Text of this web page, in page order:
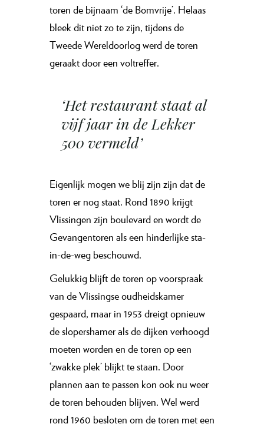
toren de bijnaam ‘de Bomvrije’. Helaas
bleek dit niet zo te zijn, tijdens de
Tweede Wereldoorlog werd de toren
geraakt door een voltreffer.
‘Het restaurant staat al
vijf jaar in de Lekker
500 vermeld’
Eigenlijk mogen we blij zijn zijn dat de
toren er nog staat. Rond 1890 krijgt
Vlissingen zijn boulevard en wordt de
Gevangentoren als een hinderlijke sta-
in-de-weg beschouwd.
Gelukkig blijft de toren op voorspraak
van de Vlissingse oudheidskamer
gespaard, maar in 1953 dreigt opnieuw
de slopershamer als de dijken verhoogd
moeten worden en de toren op een
‘zwakke plek’ blijkt te staan. Door
plannen aan te passen kon ook nu weer
de toren behouden blijven. Wel werd
rond 1960 besloten om de toren met een